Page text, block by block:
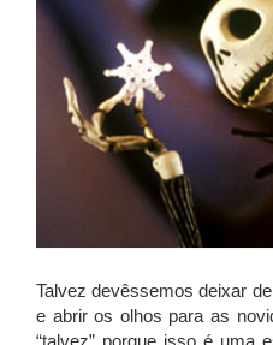
Talvez devêssemos deixar
e abrir os olhos para as